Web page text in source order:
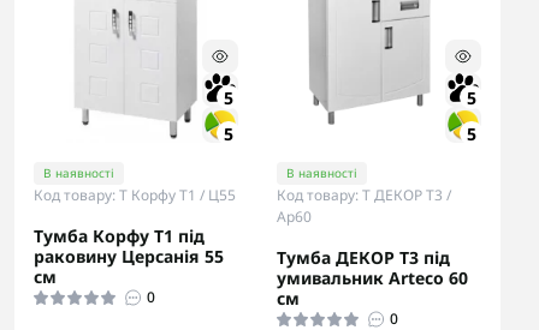
5
5
В наявності
Код товару: Т Корфу Т1 / Ц55
Тумба Корфу Т1 під
раковину Церсанія 55
см
0
5
5
В наявності
Код товару: Т ДЕКОР Т3 /
Ар60
Тумба ДЕКОР Т3 під
умивальник Arteco 60
см
0